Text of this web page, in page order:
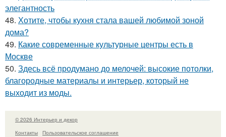
элегантность
48. Хотите, чтобы кухня стала вашей любимой зоной
дома?
49. Какие современные культурные центры есть в
Москве
50. Здесь всё продумано до мелочей: высокие потолки,
благородные материалы и интерьер, который не
выходит из моды.
© 2026 Интерьер и декор
Контакты
Пользовательское соглашение